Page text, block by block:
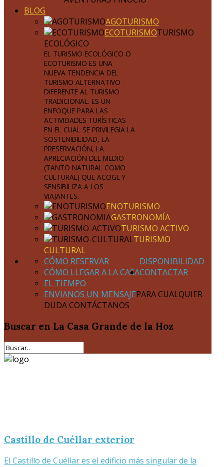
BLOG
AGOTURISMO
ECOTURISMOTURISMO
ECOLÓGICO
EL TURISMO ECOLÓGICO O
ECOTURISMO ES UNA
NUEVA TENDENCIA DEL
TURISMO ALTERNATIVO
DIFERENTE AL TURISMO
TRADICIONAL. ES UN
ENFOQUE PARA LAS
ACTIVIDADES TURÍSTICAS
EN EL CUAL SE PRIVILEGIA LA
SOSTENIBILIDAD, LA
PRESERVACIÓN, LA
APRECIACIÓN DEL MEDIO
(TANTO NATURAL COMO
CULTURAL) QUE ACOGE Y
SENSIBILIZA A LOS
VIAJANTES.
ENOTURISMO
GASTRONOMÍA
TURISMO ACTIVO
TURISMO
CULTURAL
DISPONIBILIDAD
CÓMO RESERVAR
CÓMO LLEGAR A LA CASA
EL TIEMPO
CONTACTAR
ENVIANOS UN MENSAJEPARA CUALQUIER
DUDA CONTÁCTANOS
Buscar en La Casa Grande de la Hoz
Castillo de Cuéllar exterior
El Castillo de Cuéllar es el edificio más singular de la